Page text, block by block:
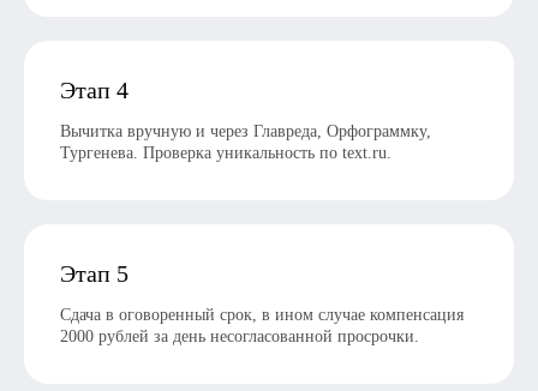
Этап 4
Вычитка вручную и через Главреда, Орфограммку,
Тургенева. Проверка уникальность по text.ru.
Этап 5
Сдача в оговоренный срок, в ином случае компенсация
2000 рублей за день несогласованной просрочки.